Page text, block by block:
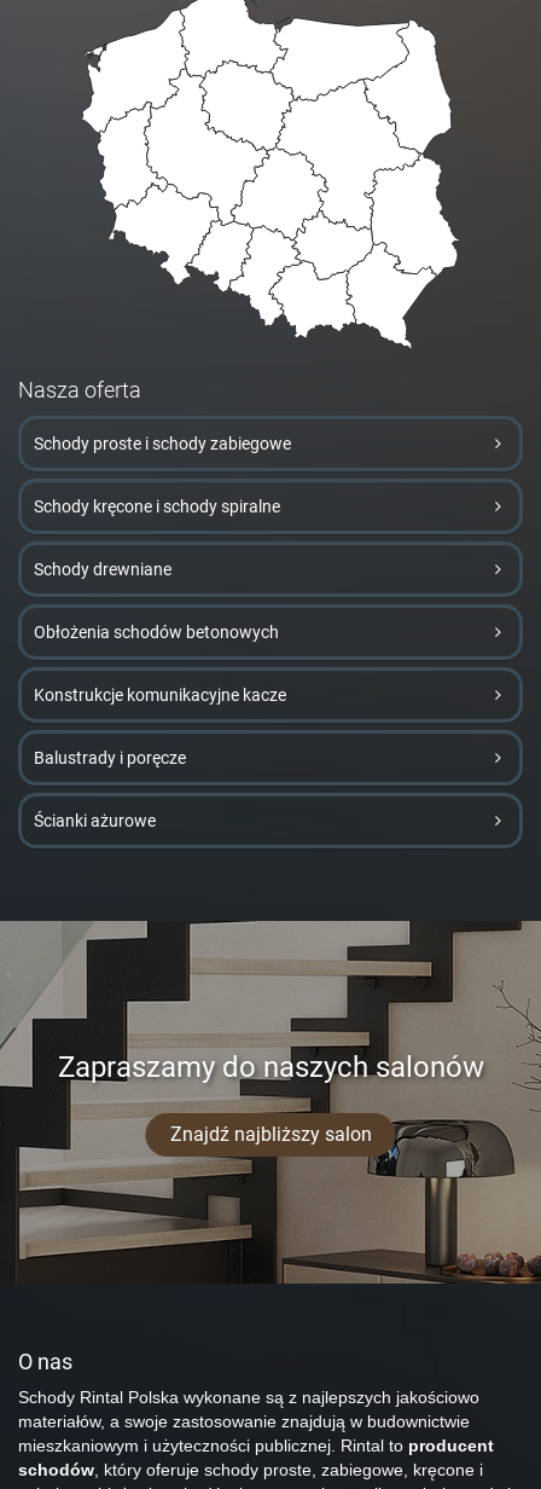
Nasza oferta
Schody proste i schody zabiegowe
Schody kręcone i schody spiralne
Schody drewniane
Obłożenia schodów betonowych
Konstrukcje komunikacyjne kacze
Balustrady i poręcze
Ścianki ażurowe
Zapraszamy do naszych salonów
Znajdź najbliższy salon
O nas
Schody Rintal Polska wykonane są z najlepszych jakościowo
materiałów, a swoje zastosowanie znajdują w budownictwie
mieszkaniowym i użyteczności publicznej. Rintal to producent
schodów, który oferuje schody proste, zabiegowe, kręcone i